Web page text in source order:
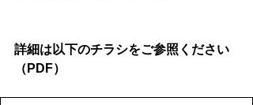
詳細は以下のチラシをご参照ください
（PDF）